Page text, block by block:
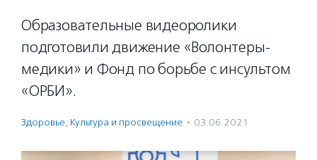
Образовательные видеоролики
подготовили движение «Волонтеры-
медики» и Фонд по борьбе с инсультом
«ОРБИ».
Здоровье, Культура и просвещение · 03.06.2021